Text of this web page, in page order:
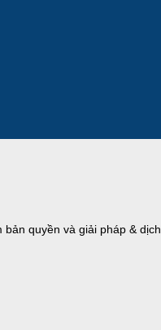
quyền và giải pháp & dịch